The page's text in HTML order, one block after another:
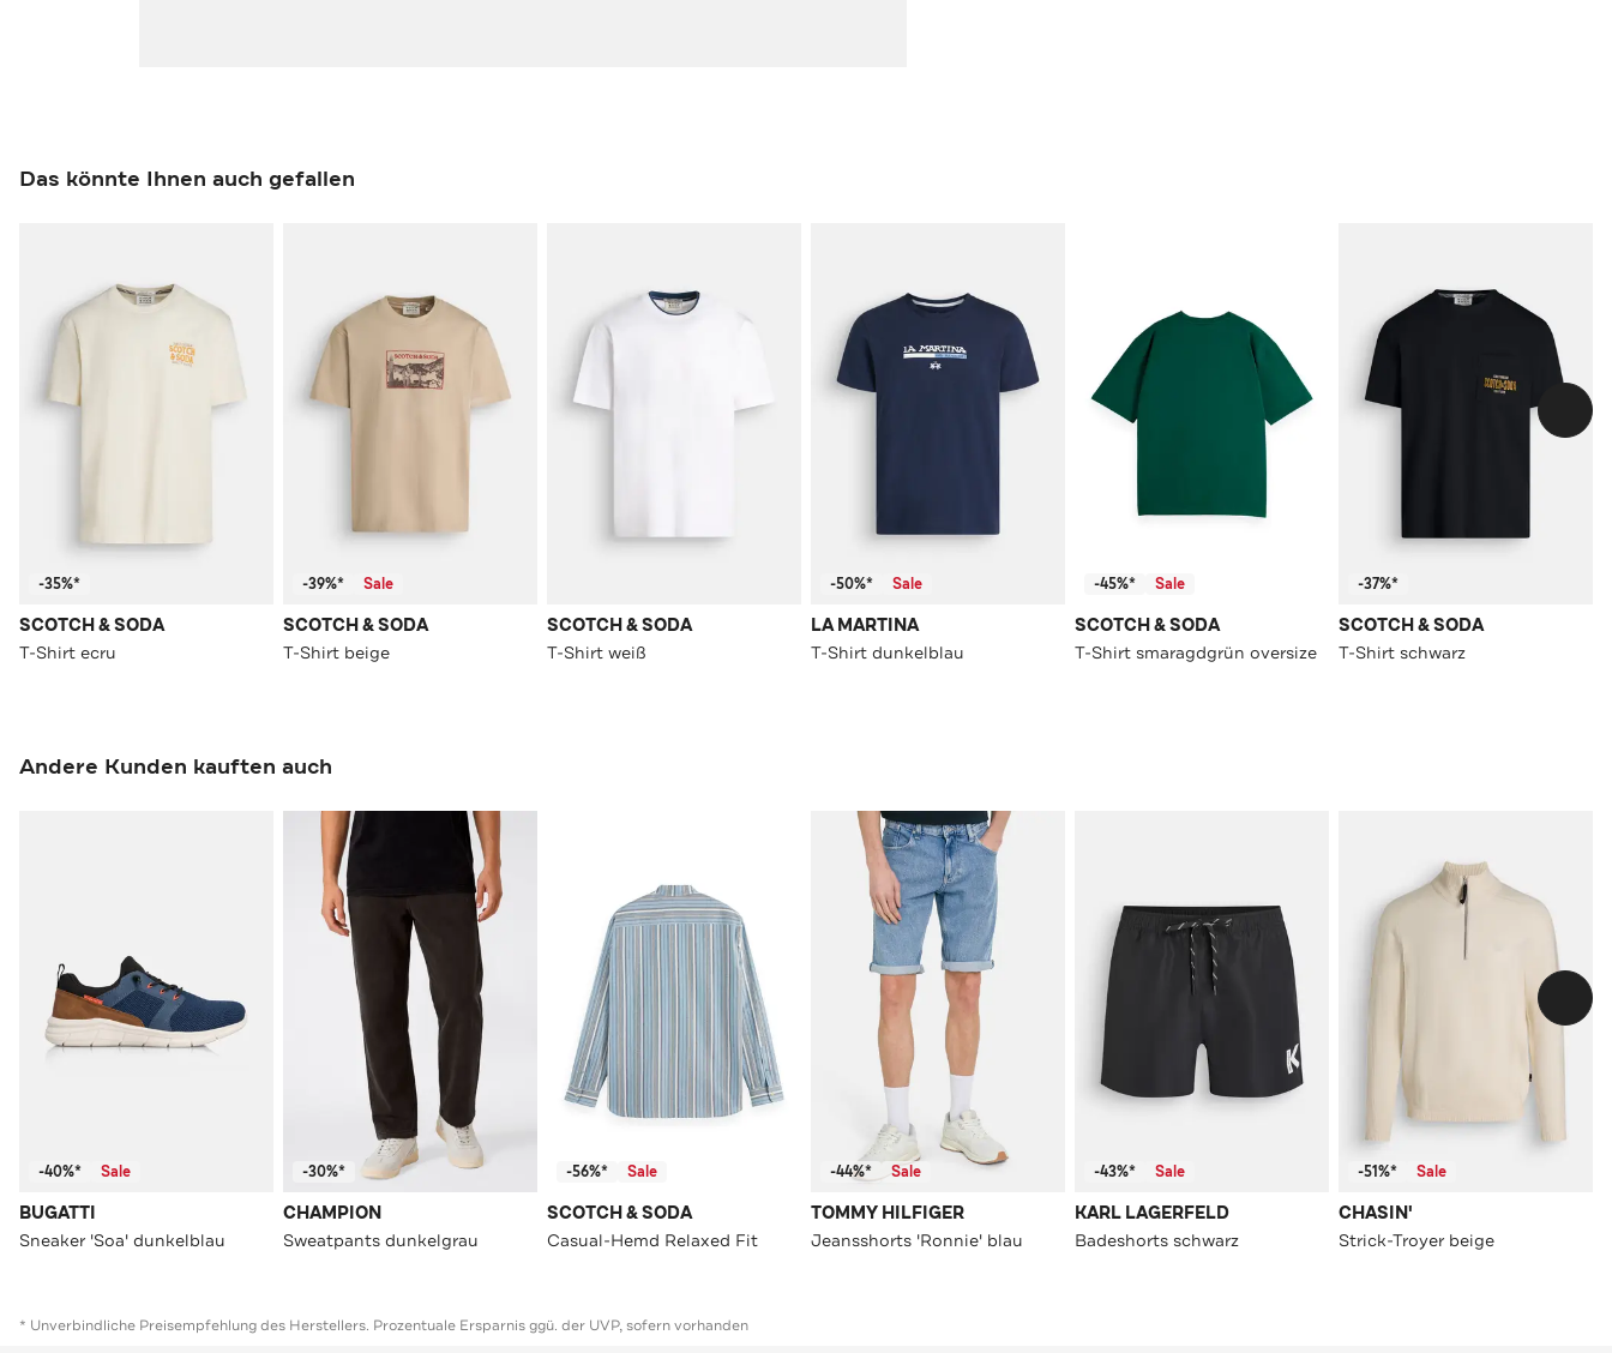
Das könnte Ihnen auch gefallen
-35%*
SCOTCH & SODA
T-Shirt ecru
-39%* Sale
SCOTCH & SODA
T-Shirt beige
SCOTCH & SODA
T-Shirt weiß
-50%* Sale
LA MARTINA
T-Shirt dunkelblau
-45%* Sale
SCOTCH & SODA
T-Shirt smaragdgrün oversize
-37%*
SCOTCH & SODA
T-Shirt schwarz
Andere Kunden kauften auch
-40%* Sale
BUGATTI
Sneaker 'Soa' dunkelblau
-30%*
CHAMPION
Sweatpants dunkelgrau
-56%* Sale
SCOTCH & SODA
Casual-Hemd Relaxed Fit
-44%* Sale
TOMMY HILFIGER
Jeansshorts 'Ronnie' blau
-43%* Sale
KARL LAGERFELD
Badeshorts schwarz
-51%* Sale
CHASIN'
Strick-Troyer beige
* Unverbindliche Preisempfehlung des Herstellers. Prozentuale Ersparnis ggü. der UVP, sofern vorhanden